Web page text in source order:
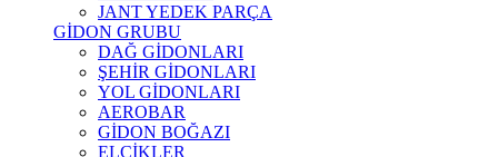
JANT YEDEK PARÇA
GİDON GRUBU
DAĞ GİDONLARI
ŞEHİR GİDONLARI
YOL GİDONLARI
AEROBAR
GİDON BOĞAZI
ELCİKLER